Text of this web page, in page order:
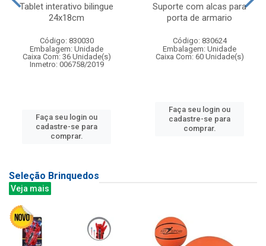
Tablet interativo bilingue
24x18cm
Código: 830030
Embalagem: Unidade
Caixa Com: 36 Unidade(s)
Inmetro: 006758/2019
Faça seu login ou
cadastre-se para
comprar.
Suporte com alcas para
porta de armario
Código: 830624
Embalagem: Unidade
Caixa Com: 60 Unidade(s)
Faça seu login ou
cadastre-se para
comprar.
Seleção Brinquedos
Veja mais